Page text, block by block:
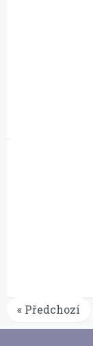
« Předchozí